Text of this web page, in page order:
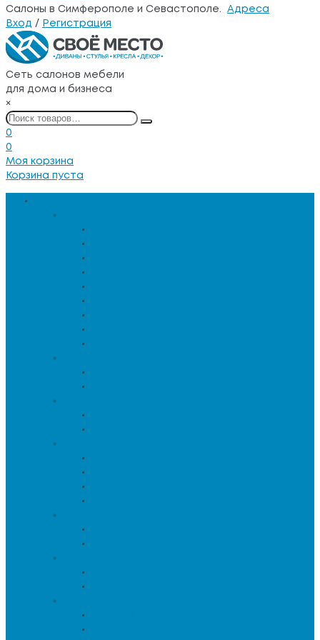
Салоны в Симферополе и Севастополе.
Адреса
Вход / Регистрация
Сеть салонов мебели
для дома и бизнеса
×
0
0
Моя корзина
Корзина пуста